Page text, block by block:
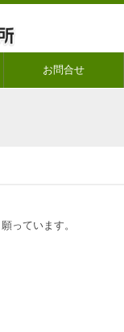
お問合せ
っています。